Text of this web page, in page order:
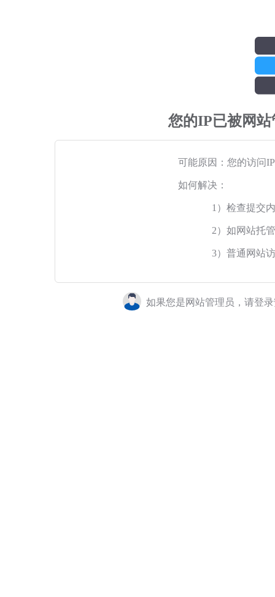
您的IP已被网
可能原因：您的访问
如何解决：
1）检查提交
2）如网站托
3）普通网站
如果您是网站管理员，请登